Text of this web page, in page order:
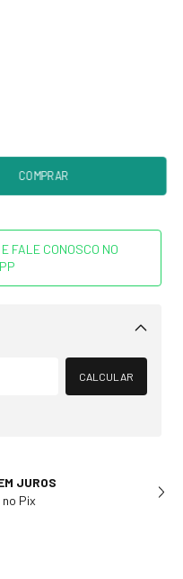
FALE CONOSCO NO
Alterar CEP
CALCULAR
JUROS
Pix